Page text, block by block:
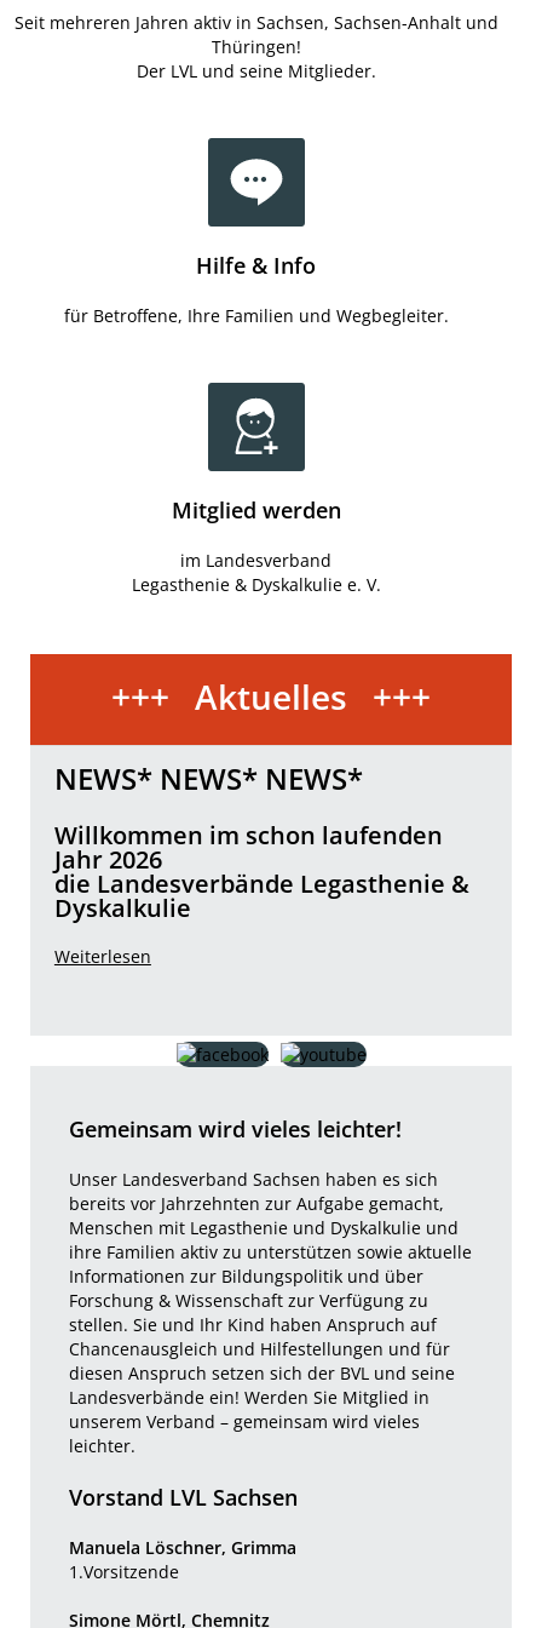
Seit mehreren Jahren aktiv in Sachsen, Sachsen-Anhalt und
Thüringen!
Der LVL und seine Mitglieder.
Hilfe & Info
für Betroffene, Ihre Familien und Wegbegleiter.
Mitglied werden
im Landesverband
Legasthenie & Dyskalkulie e. V.
+++ Aktuelles +++
NEWS* NEWS* NEWS*
Willkommen im schon laufenden
Jahr 2026
die Landesverbände Legasthenie &
Dyskalkulie
Weiterlesen
Gemeinsam wird vieles leichter!
Unser Landesverband Sachsen haben es sich
bereits vor Jahrzehnten zur Aufgabe gemacht,
Menschen mit Legasthenie und Dyskalkulie und
ihre Familien aktiv zu unterstützen sowie aktuelle
Informationen zur Bildungspolitik und über
Forschung & Wissenschaft zur Verfügung zu
stellen. Sie und Ihr Kind haben Anspruch auf
Chancenausgleich und Hilfestellungen und für
diesen Anspruch setzen sich der BVL und seine
Landesverbände ein! Werden Sie Mitglied in
unserem Verband – gemeinsam wird vieles
leichter.
Vorstand LVL Sachsen
Manuela Löschner, Grimma
1.Vorsitzende
Simone Mörtl, Chemnitz